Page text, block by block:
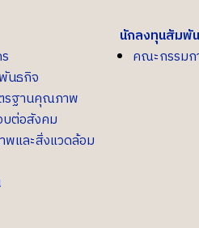
นธกิจ
รฐานคุณภาพ
บต่อสังคม
และสิ่งแวดล้อม
นักลงทุนสัมพั
คณะกรรมก